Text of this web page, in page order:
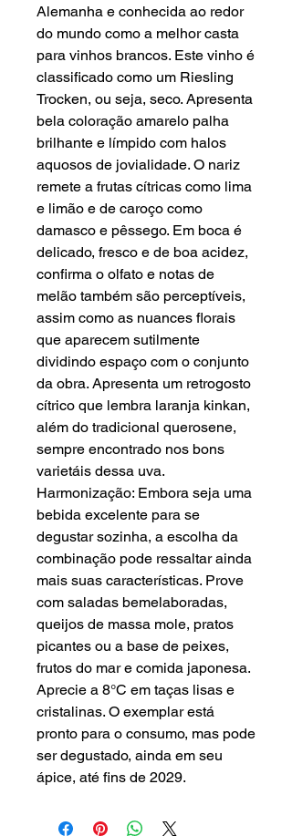
Alemanha e conhecida ao redor
do mundo como a melhor casta
para vinhos brancos. Este vinho é
classificado como um Riesling
Trocken, ou seja, seco. Apresenta
bela coloração amarelo palha
brilhante e límpido com halos
aquosos de jovialidade. O nariz
remete a frutas cítricas como lima
e limão e de caroço como
damasco e pêssego. Em boca é
delicado, fresco e de boa acidez,
confirma o olfato e notas de
melão também são perceptíveis,
assim como as nuances florais
que aparecem sutilmente
dividindo espaço com o conjunto
da obra. Apresenta um retrogosto
cítrico que lembra laranja kinkan,
além do tradicional querosene,
sempre encontrado nos bons
varietáis dessa uva.
Harmonização: Embora seja uma
bebida excelente para se
degustar sozinha, a escolha da
combinação pode ressaltar ainda
mais suas características. Prove
com saladas bemelaboradas,
queijos de massa mole, pratos
picantes ou a base de peixes,
frutos do mar e comida japonesa.
Aprecie a 8°C em taças lisas e
cristalinas. O exemplar está
pronto para o consumo, mas pode
ser degustado, ainda em seu
ápice, até fins de 2029.